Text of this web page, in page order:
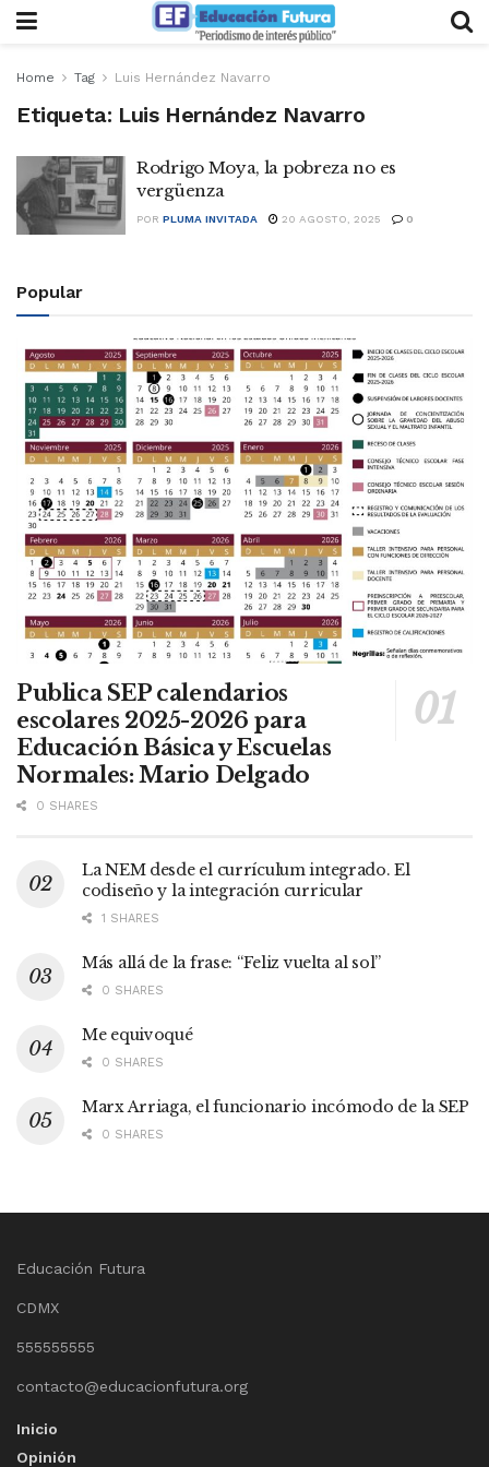
Home Tag Luis Hernández Navarro
Etiqueta: Luis Hernández Navarro
Rodrigo Moya, la pobreza no es
vergüenza
POR PLUMA INVITADA 20 AGOSTO, 2025 0
Popular
Publica SEP calendarios
escolares 2025-2026 para
Educación Básica y Escuelas
Normales: Mario Delgado
0 SHARES
La NEM desde el currículum integrado. El
codiseño y la integración curricular
1 SHARES
Más allá de la frase: “Feliz vuelta al sol”
0 SHARES
Me equivoqué
0 SHARES
Marx Arriaga, el funcionario incómodo de la SEP
0 SHARES
Educación Futura
CDMX
555555555
contacto@educacionfutura.org
Inicio
Opinión